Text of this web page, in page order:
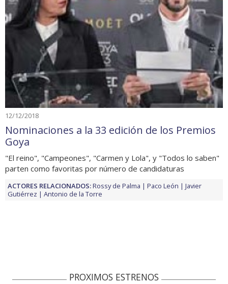
12/12/2018
Nominaciones a la 33 edición de los Premios
Goya
"El reino", "Campeones", "Carmen y Lola", y "Todos lo saben"
parten como favoritas por número de candidaturas
ACTORES RELACIONADOS:Rossy de Palma Paco León
Javier
Gutiérrez
Antonio de la Torre
PROXIMOS ESTRENOS